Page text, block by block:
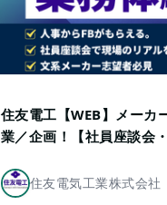
住友電工【WEB】メー
業／企画！【社員座談会
住友電気工業株式会社